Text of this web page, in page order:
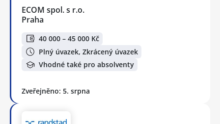
ECOM spol. s r.o.
Praha
40 000 – 45 000 Kč
Plný úvazek, Zkrácený úvazek
Vhodné také pro absolventy
Zveřejněno: 5. srpna